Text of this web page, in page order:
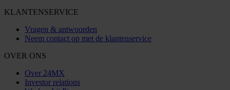
KLANTENSERVICE
Vragen & antwoorden
Neem contact op met de klantenservice
OVER ONS
Over 24MX
Investor relations